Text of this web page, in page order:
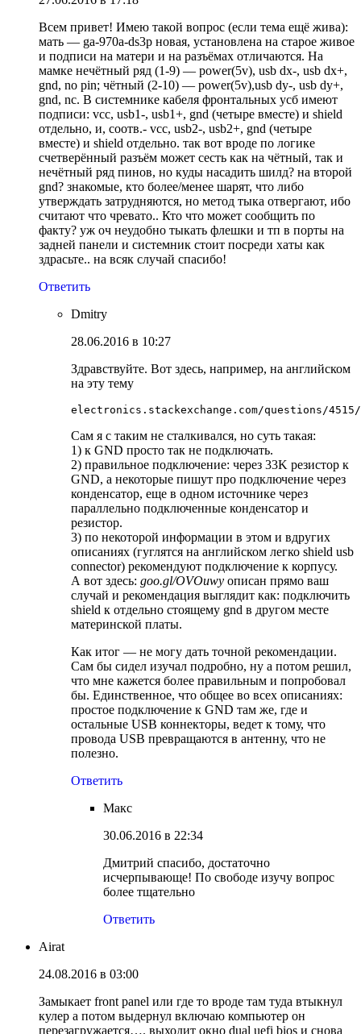
Всем привет! Имею такой вопрос (если тема ещё жива):
мать — ga-970a-ds3p новая, установлена на старое живое
и подписи на матери и на разъёмах отличаются. На
мамке нечётный ряд (1-9) — power(5v), usb dx-, usb dx+,
gnd, no pin; чётный (2-10) — power(5v),usb dy-, usb dy+,
gnd, nc. В системнике кабеля фронтальных усб имеют
подписи: vcc, usb1-, usb1+, gnd (четыре вместе) и shield
отдельно, и, соотв.- vcc, usb2-, usb2+, gnd (четыре
вместе) и shield отдельно. так вот вроде по логике
счетверённый разъём может сесть как на чётный, так и
нечётный ряд пинов, но куды насадить шилд? на второй
gnd? знакомые, кто более/менее шарят, что либо
утверждать затрудняются, но метод тыка отвергают, ибо
считают что чревато.. Кто что может сообщить по
факту? уж оч неудобно тыкать флешки и тп в порты на
задней панели и системник стоит посреди хаты как
здрасьте.. на всяк случай спасибо!
Ответить
Dmitry
28.06.2016 в 10:27
Здравствуйте. Вот здесь, например, на английском
на эту тему
electronics.stackexchange.com/questions/
Сам я с таким не сталкивался, но суть такая:
1) к GND просто так не подключать.
2) правильное подключение: через 33K резистор к
GND, а некоторые пишут про подключение через
конденсатор, еще в одном источнике через
параллельно подключенные конденсатор и
резистор.
3) по некоторой информации в этом и вдругих
описаниях (гуглятся на английском легко shield usb
connector) рекомендуют подключение к корпусу.
А вот здесь: goo.gl/OVOuwy описан прямо ваш
случай и рекомендация выглядит как: подключить
shield к отдельно стоящему gnd в другом месте
материнской платы.
Как итог — не могу дать точной рекомендации.
Сам бы сидел изучал подробно, ну а потом решил,
что мне кажется более правильным и попробовал
бы. Единственное, что общее во всех описаниях:
простое подключение к GND там же, где и
остальные USB коннекторы, ведет к тому, что
провода USB превращаются в антенну, что не
полезно.
Ответить
Макс
30.06.2016 в 22:34
Дмитрий спасибо, достаточно
исчерпывающе! По свободе изучу вопрос
более тщательно
Ответить
Airat
24.08.2016 в 03:00
Замыкает front panel или где то вроде там туда втыкнул
кулер а потом выдернул включаю компьютер он
перезагружается…. выходит окно dual uefi bios и снова